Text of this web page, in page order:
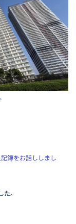
録をお話ししまし
。